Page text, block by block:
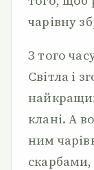
чарівну
З того
Світла і
клані. А
ним